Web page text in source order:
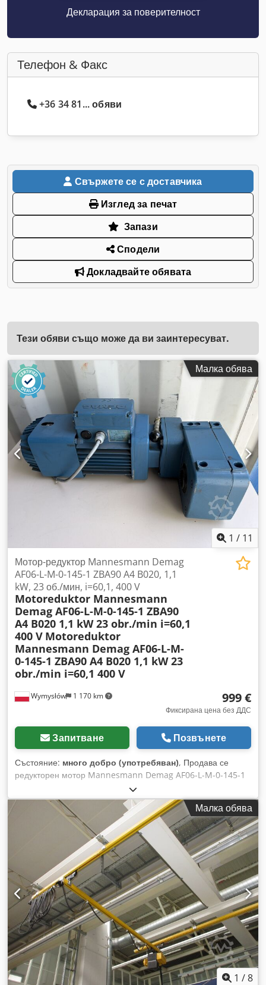
Декларация за поверителност
Телефон & Факс
+36 34 81... обяви
Свържете се с доставчика
Изглед за печат
Запази
Сподели
Докладвайте обявата
Тези обяви също може да ви заинтересуват.
Малка обява
1 / 11
Wymysłów 1 170 km
Мотор-редуктор Mannesmann Demag
AF06-L-M-0-145-1 ZBA90 A4 B020, 1,1
kW, 23 об./мин, i=60,1, 400 V
Motoreduktor Mannesmann
Demag AF06-L-M-0-145-1 ZBA90
A4 B020 1,1 kW 23 obr./min i=60,1
400 V Motoreduktor
Mannesmann Demag AF06-L-M-
0-145-1 ZBA90 A4 B020 1,1 kW 23
obr./min i=60,1 400 V
999 €
Фиксирана цена без ДДС
Запитване Позвънете
Състояние: много добро (употребяван), Продава се
редукторен мотор Mannesmann Demag AF06-L-M-0-145-1
с трифазен мотор Demag ZBA90 A4 B020. Dodpfezpbufsx
Am Rowa Устройството е напълно функционално, тествано
и готово за работа. Визуалното състояние е добро,
забелязват се нормални следи от употреба. Забележки:
Едно от монтажните уши е отрязано – това не влияе на
работата или на правилния монтаж на редукторния мотор.
На пластмасовия капак на мотора има малка пукнатина,
която не влияе на работата на устройството. Технически
данни: Производител: Mannesmann Demag AG Модел на
редуктора: AF06-L-M-0-145-1 Модел на мотора: Demag
ZBA90 A4 B020 Мощност: 1,1 kW Захранване: 3×400 V AC,
50 Hz Напрежение на спирачката: 180 V DC Номинален ток:
2,80 A Скорост на мотора: 1400 об./мин Изходна скорост:
приблизително 23 об./мин Предавателно отношение: i =
60,1 Момент на спирачката: 20 Nm Cos φ: 0,75 Степен на
защита: IP54 Клас на изолация: F Тегло: 21,2 kg
Малка обява
1 /8